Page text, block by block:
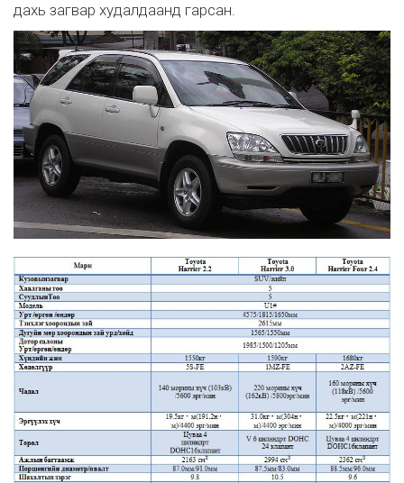
дахь загвар худалдаанд гарсан.